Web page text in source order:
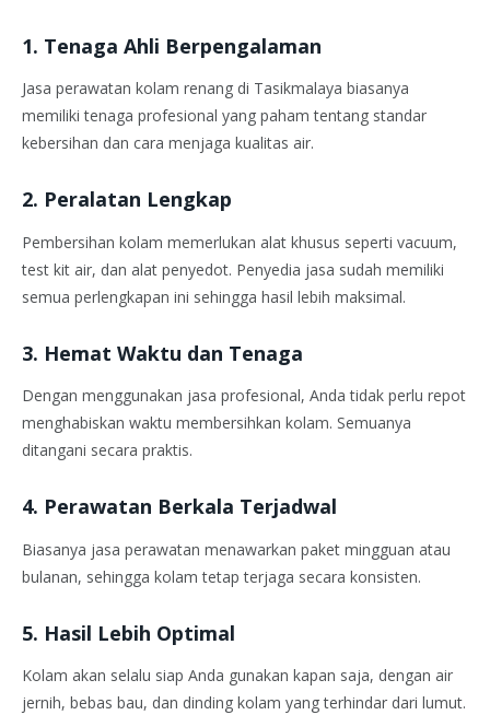
1. Tenaga Ahli Berpengalaman
Jasa perawatan kolam renang di Tasikmalaya biasanya
memiliki tenaga profesional yang paham tentang standar
kebersihan dan cara menjaga kualitas air.
2. Peralatan Lengkap
Pembersihan kolam memerlukan alat khusus seperti vacuum,
test kit air, dan alat penyedot. Penyedia jasa sudah memiliki
semua perlengkapan ini sehingga hasil lebih maksimal.
3. Hemat Waktu dan Tenaga
Dengan menggunakan jasa profesional, Anda tidak perlu repot
menghabiskan waktu membersihkan kolam. Semuanya
ditangani secara praktis.
4. Perawatan Berkala Terjadwal
Biasanya jasa perawatan menawarkan paket mingguan atau
bulanan, sehingga kolam tetap terjaga secara konsisten.
5. Hasil Lebih Optimal
Kolam akan selalu siap Anda gunakan kapan saja, dengan air
jernih, bebas bau, dan dinding kolam yang terhindar dari lumut.